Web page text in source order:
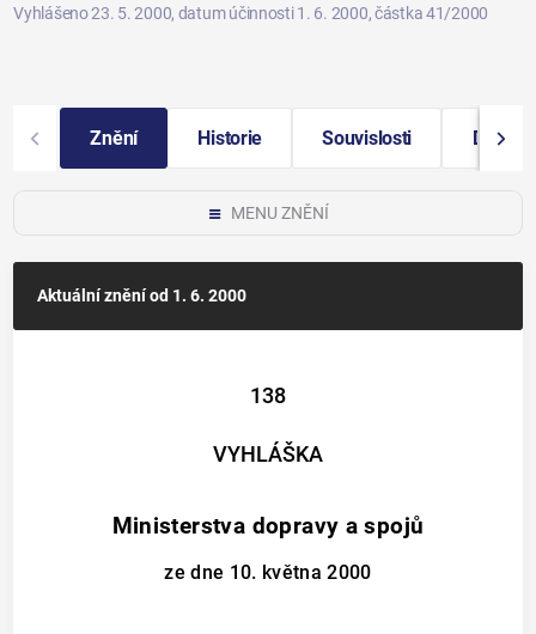
Vyhlášeno 23. 5. 2000, datum účinnosti 1. 6. 2000, částka 41/2000
Znění Historie Souvislosti Další
MENU ZNĚNÍ
Aktuální zněníod 1. 6. 2000
138
VYHLÁŠKA
Ministerstva dopravy a spojů
ze dne 10. května 2000